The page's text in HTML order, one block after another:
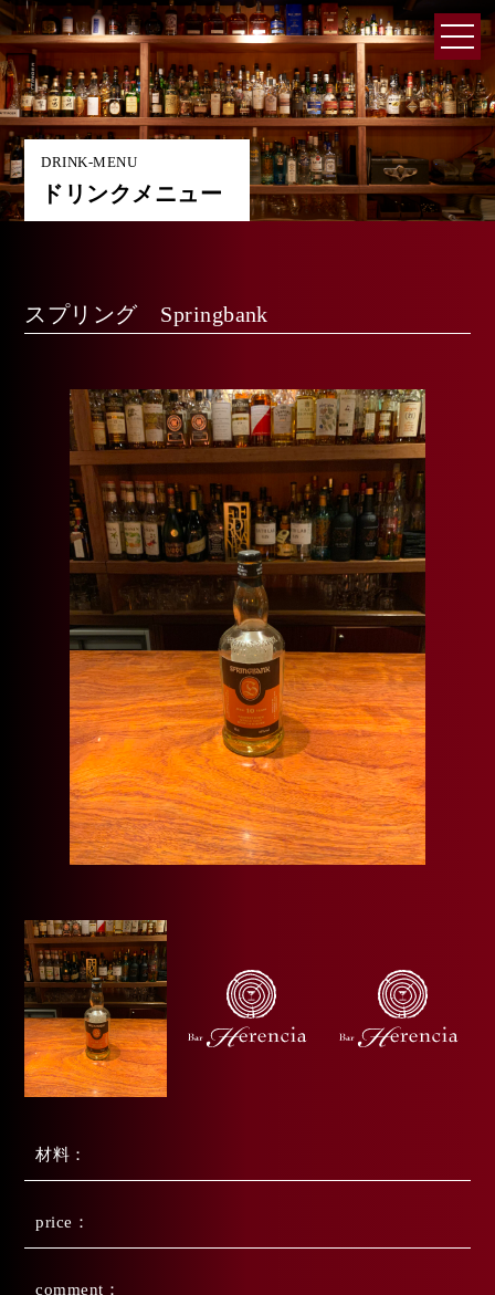
DRINK-MENU
ドリンクメニュー
スプリング Springbank
材料
price
comment